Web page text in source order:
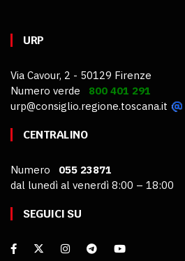
URP
Via Cavour, 2 - 50129 Firenze
Numero verde 800 401 291
urp@consiglio.regione.toscana.it
CENTRALINO
Numero 055 23871
dal lunedì al venerdì 8:00 – 18:00
SEGUICI SU